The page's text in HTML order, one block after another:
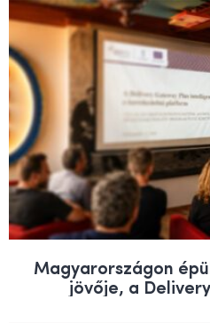
Magyarországon
jövője, a